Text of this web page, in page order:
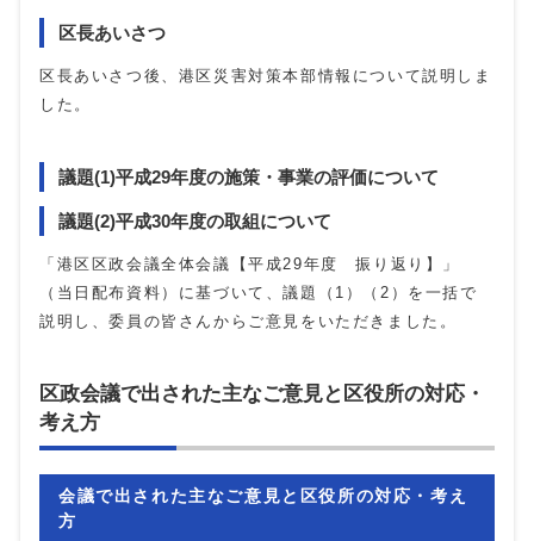
区長あいさつ
区長あいさつ後、港区災害対策本部情報について説明しま
した。
議題(1)平成29年度の施策・事業の評価について
議題(2)平成30年度の取組について
「港区区政会議全体会議【平成29年度 振り返り】」
（当日配布資料）に基づいて、議題（1）（2）を一括で
説明し、委員の皆さんからご意見をいただきました。
区政会議で出された主なご意見と区役所の対応・
考え方
会議で出された主なご意見と区役所の対応・考え
方